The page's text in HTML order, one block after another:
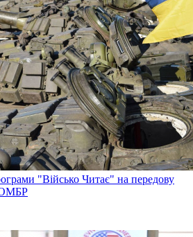
"Військо Читає" на передову
ОМБР